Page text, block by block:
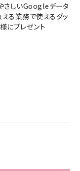
さしいGoogleデータ
る業務で使えるダッ
にプレゼント